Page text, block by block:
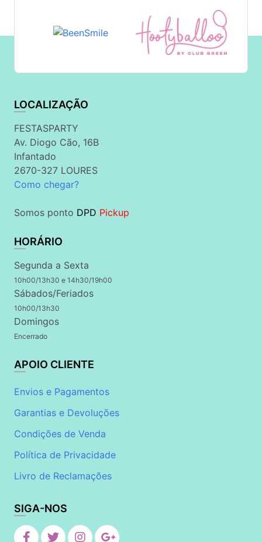
LOCALIZAÇÃO
FESTASPARTY
Av. Diogo Cão, 16B
Infantado
2670-327 LOURES
Como chegar?
Somos ponto DPD Pickup
HORÁRIO
Segunda a Sexta
10h00/13h30 e 14h30/19h00
Sábados/Feriados
10h00/13h30
Domingos
Encerrado
APOIO CLIENTE
Envios e Pagamentos
Garantias e Devoluções
Condições de Venda
Política de Privacidade
Livro de Reclamações
SIGA-NOS